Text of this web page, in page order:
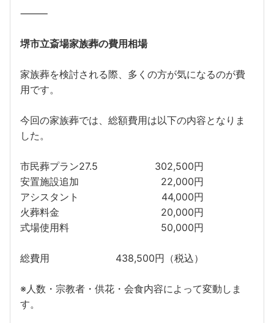
⸻
堺市立斎場家族葬の費用相場
家族葬を検討される際、多くの方が気になるのが費
用です。
今回の家族葬では、総額費用は以下の内容となりま
した。
市民葬プラン27.5
302,500円
安置施設追加
22,000円
アシスタント
44,000円
火葬料金
20,000円
式場使用料
50,000円
総費用 438,500円（税込）
※人数・宗教者・供花・会食内容によって変動しま
す。